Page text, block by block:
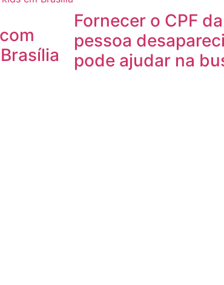
Fornecer o CPF da
pessoa
pode ajudar na